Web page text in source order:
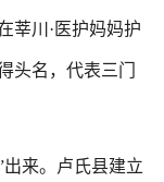
莘川·医护妈妈护
头名，代表三门
来。卢氏县建立